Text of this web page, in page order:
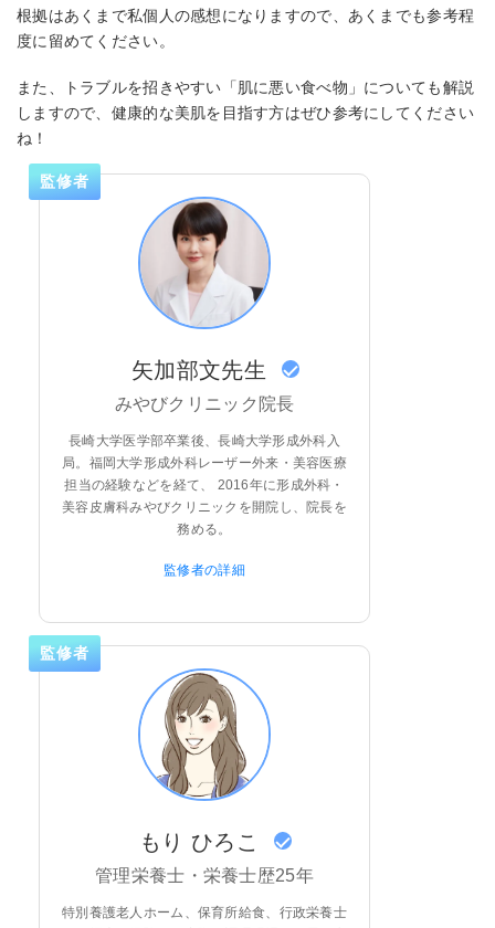
根拠はあくまで私個人の感想になりますので、あくまでも参考程
度に留めてください。
また、トラブルを招きやすい「肌に悪い食べ物」についても解説
しますので、健康的な美肌を目指す方はぜひ参考にしてください
ね！
監修者
矢加部文先生
みやびクリニック院長
長崎大学医学部卒業後、長崎大学形成外科入
局。福岡大学形成外科レーザー外来・美容医療
担当の経験などを経て、 2016年に形成外科・
美容皮膚科みやびクリニックを開院し、院長を
務める。
監修者の詳細
監修者
もり ひろこ
管理栄養士・栄養士歴25年
特別養護老人ホーム、保育所給食、行政栄養士